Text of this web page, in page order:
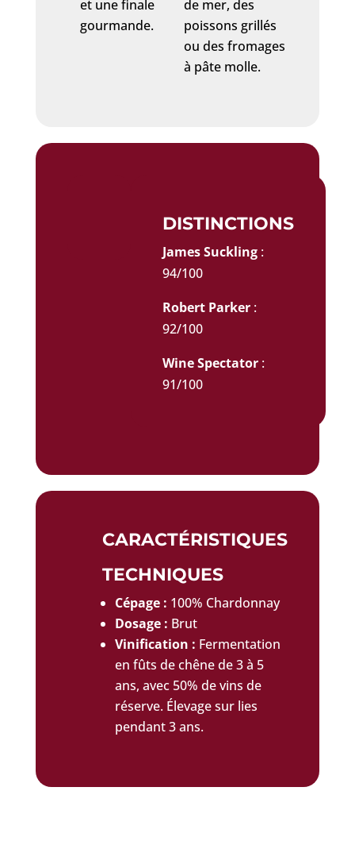
et une finale
gourmande.
de mer, des
poissons grillés
ou des fromages
à pâte molle.
DISTINCTIONS
James Suckling:
94/100
Robert Parker:
92/100
Wine Spectator:
91/100
CARACTÉRISTIQUES
TECHNIQUES
Cépage : 100% Chardonnay
Dosage : Brut
Vinification : Fermentation
en fûts de chêne de 3 à 5
ans, avec 50% de vins de
réserve. Élevage sur lies
pendant 3 ans.